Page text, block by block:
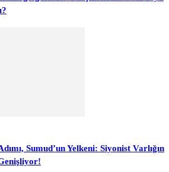
Sumud’un Yelkeni: Siyonist Varlığın